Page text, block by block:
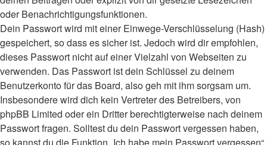
oder Benachrichtigungsfunktionen.
Dein Passwort wird mit einer Einwege-Verschlüsselung (Hash)
gespeichert, so dass es sicher ist. Jedoch wird dir empfohlen,
dieses Passwort nicht auf einer Vielzahl von Webseiten zu
verwenden. Das Passwort ist dein Schlüssel zu deinem
Benutzerkonto für das Board, also geh mit ihm sorgsam um.
Insbesondere wird dich kein Vertreter des Betreibers, von
phpBB Limited oder ein Dritter berechtigterweise nach deinem
Passwort fragen. Solltest du dein Passwort vergessen haben,